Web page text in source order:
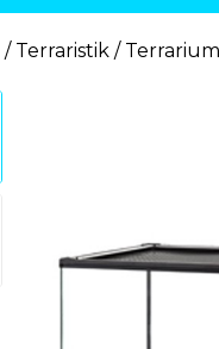
Terraristik Terrarium